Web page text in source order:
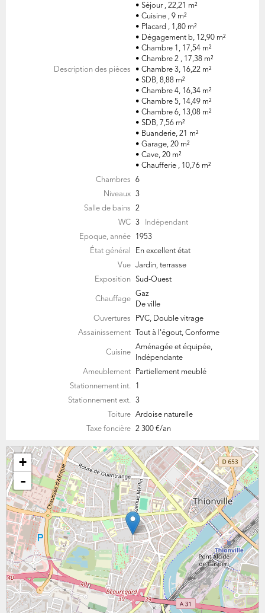
Description des pièces
• Séjour , 22,21 m²
• Cuisine , 9 m²
• Placard , 1,80 m²
• Dégagement b, 12,90 m²
• Chambre 1, 17,54 m²
• Chambre 2 , 17,38 m²
• Chambre 3, 16,22 m²
• SDB, 8,88 m²
• Chambre 4, 16,34 m²
• Chambre 5, 14,49 m²
• Chambre 6, 13,08 m²
• SDB, 7,56 m²
• Buanderie, 21 m²
• Garage, 20 m²
• Cave, 20 m²
• Chaufferie , 10,76 m²
Chambres
6
Niveaux
3
Salle de bains
2
WC
3
Indépendant
Epoque, année
1953
État général
En excellent état
Vue
Jardin, terrasse
Exposition
Sud-Ouest
Chauffage
Gaz
De ville
Ouvertures
PVC, Double vitrage
Assainissement
Tout à l'égout, Conforme
Cuisine
Aménagée et équipée,
Indépendante
Ameublement
Partiellement meublé
Stationnement int.
1
Stationnement ext.
3
Toiture
Ardoise naturelle
Taxe foncière
2 300 €/an
+
-